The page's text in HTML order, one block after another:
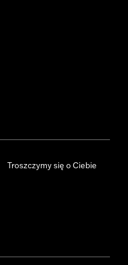
Troszczymy się o Ciebie